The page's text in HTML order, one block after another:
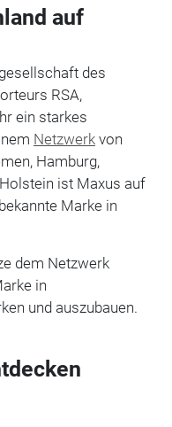
auf
des
RSA,
ein starkes
Netzwerkvon
Hamburg,
ist Maxus auf
Marke in
dem Netzwerk
in
und auszubauen.